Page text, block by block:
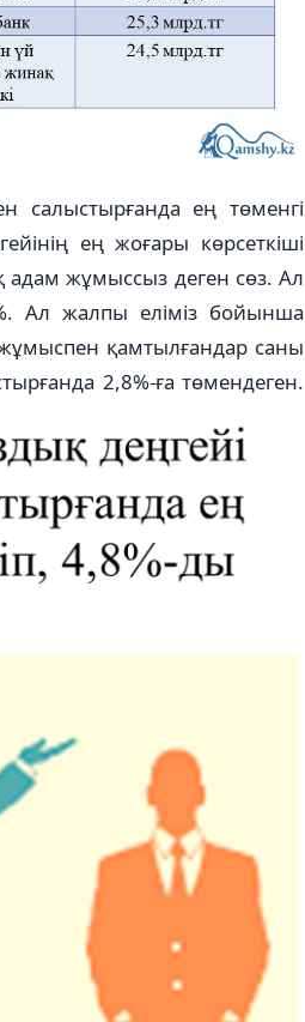
салыстырғанда ең төменгі
ең жоғары көрсеткіші
адам жұмыссыз деген сөз. Ал
Ал жалпы еліміз бойынша
қамтылғандар саны
2,8%-ға төмендеген.